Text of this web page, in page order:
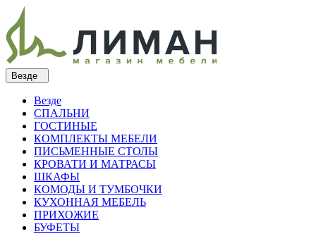
Везде
Везде
СПАЛЬНИ
ГОСТИНЫЕ
КОМПЛЕКТЫ МЕБЕЛИ
ПИСЬМЕННЫЕ СТОЛЫ
КРОВАТИ И МАТРАСЫ
ШКАФЫ
КОМОДЫ И ТУМБОЧКИ
КУХОННАЯ МЕБЕЛЬ
ПРИХОЖИЕ
БУФЕТЫ